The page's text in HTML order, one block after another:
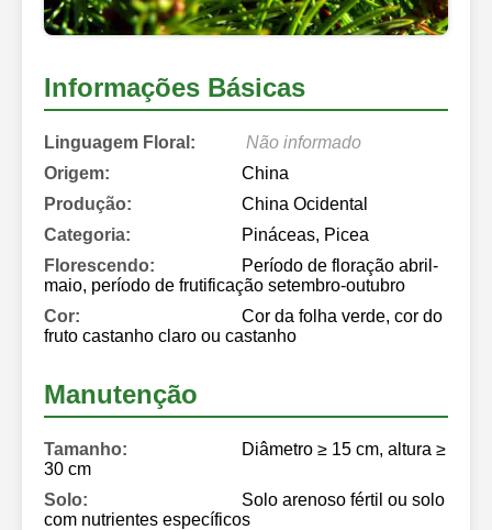
Informações Básicas
Linguagem Floral:
Não informado
Origem:
China
Produção:
China Ocidental
Categoria:
Pináceas, Picea
Florescendo:
Período de floração abril-
maio, período de frutificação setembro-outubro
Cor:
Cor da folha verde, cor do
fruto castanho claro ou castanho
Manutenção
Tamanho:
Diâmetro ≥ 15 cm, altura ≥
30 cm
Solo:
Solo arenoso fértil ou solo
com nutrientes específicos